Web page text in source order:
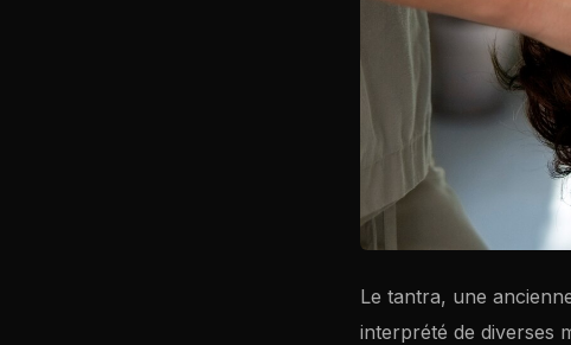
Le tantra, une
interprété de diverses